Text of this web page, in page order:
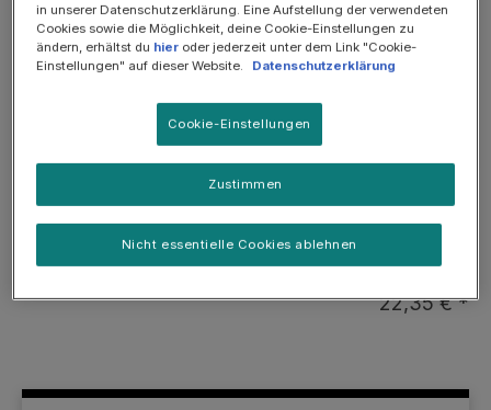
Diät-Alleinfuttermittel für Gewichtsmanagement
OM Obesity Management, Diätfuttermittel für
Katzen für Gewichtsmanagement, 1,5kg
22,35 € *
in unserer Datenschutzerklärung. Eine Aufstellung der verwendeten
Cookies sowie die Möglichkeit, deine Cookie-Einstellungen zu
ändern, erhältst du hier oder jederzeit unter dem Link "Cookie-
Einstellungen" auf dieser Website.
Datenschutzerklärung
Cookie-Einstellungen
Nicht essentielle Cookies ablehnen
Zustimmen